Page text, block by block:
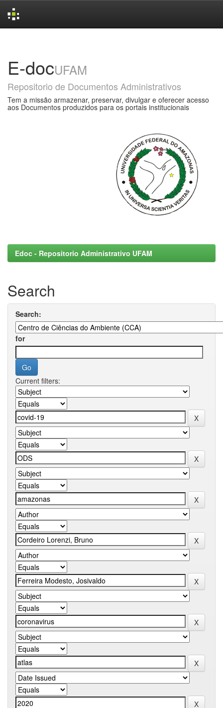
E-docUFAM
Repositorio de Documentos Administrativos
Tem a missão armazenar, preservar, divulgar e oferecer acesso
aos Documentos produzidos para os portais institucionais
Edoc - Repositorio Administrativo UFAM
Search
Search:
for
Current filters: